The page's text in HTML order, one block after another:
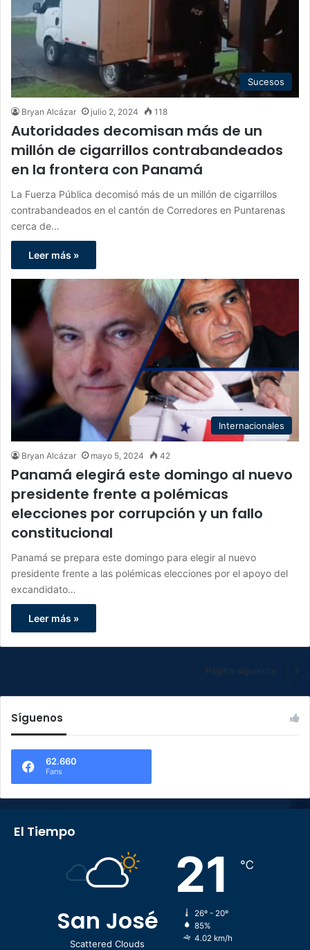
Sucesos
Bryan Alcázar julio 2, 2024 118
Autoridades decomisan más de un
millón de cigarrillos contrabandeados
en la frontera con Panamá
La Fuerza Pública decomisó más de un millón de cigarrillos
contrabandeados en el cantón de Corredores en Puntarenas
cerca de…
Leer más »
Internacionales
Bryan Alcázar mayo 5, 2024 42
Panamá elegirá este domingo al nuevo
presidente frente a polémicas
elecciones por corrupción y un fallo
constitucional
Panamá se prepara este domingo para elegir al nuevo
presidente frente a las polémicas elecciones por el apoyo del
excandidato…
Leer más »
Página siguiente
Síguenos
62.660
Fans
El Tiempo
San José
Scattered Clouds
21 ℃
26º - 20º
85%
4.02 km/h